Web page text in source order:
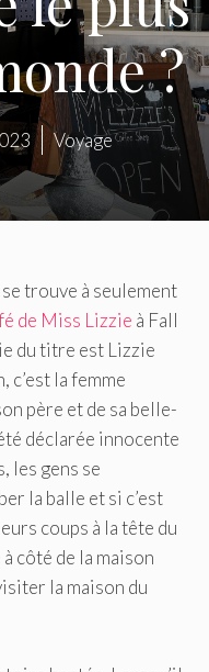
?
Voyage
trouve à seulement
de Miss Lizzie à Fall
du titre est Lizzie
c’est la femme
père et de sa belle-
déclarée innocente
les gens se
la balle et si c’est
coups à la tête du
côté de la maison
la maison du